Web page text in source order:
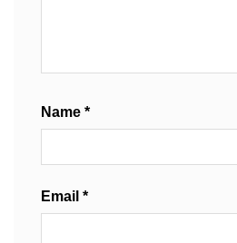
Name *
Email *